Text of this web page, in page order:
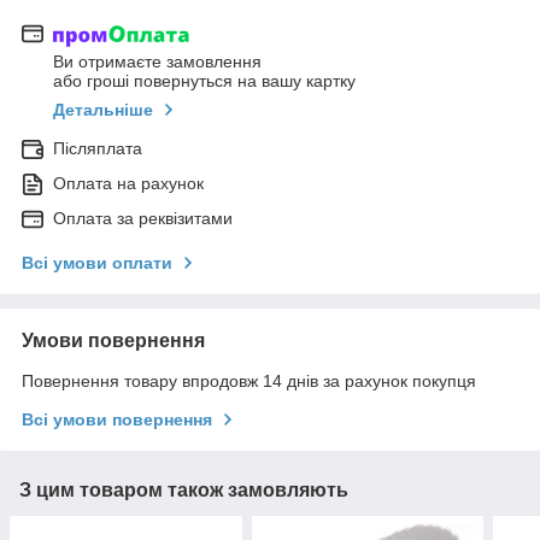
Ви отримаєте замовлення
або гроші повернуться на вашу картку
Детальніше
Післяплата
Оплата на рахунок
Оплата за реквізитами
Всі умови оплати
Умови повернення
Повернення товару впродовж 14 днів за рахунок покупця
Всі умови повернення
З цим товаром також замовляють